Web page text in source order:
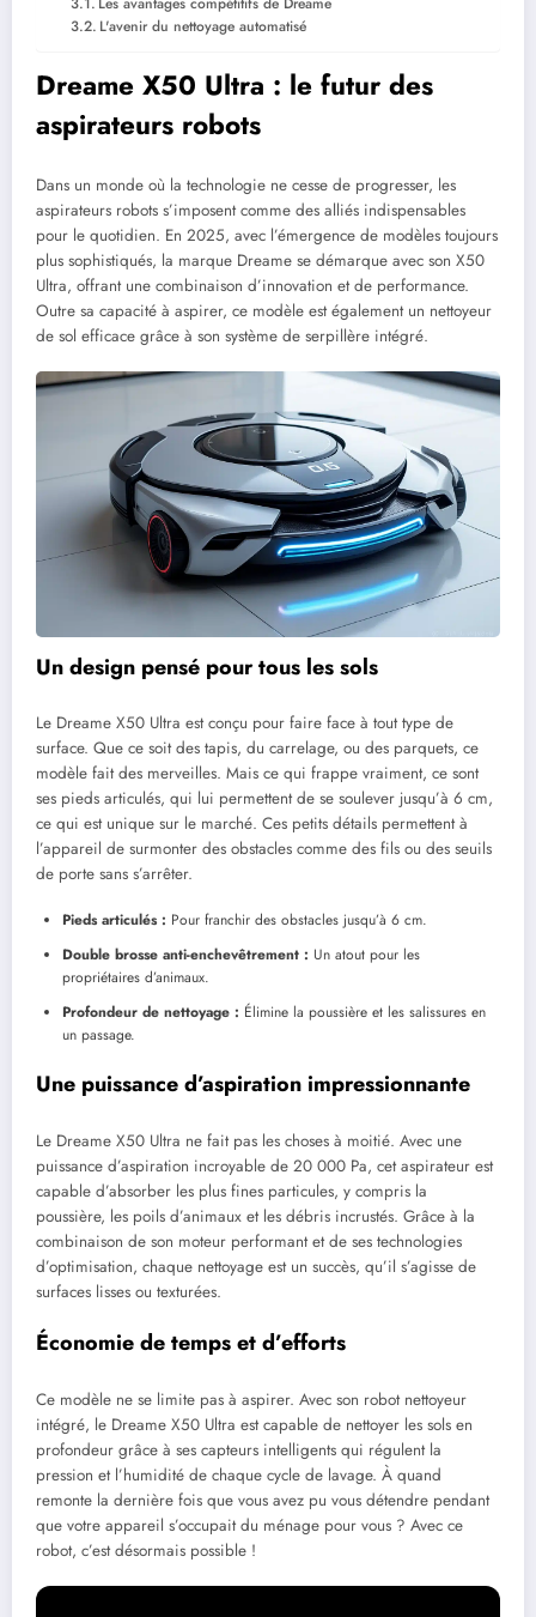
L'avenir du nettoyage automatisé
Dreame X50 Ultra : le futur des
aspirateurs robots
Dans un monde où la technologie ne cesse de progresser, les
aspirateurs robots s’imposent comme des alliés indispensables
pour le quotidien. En 2025, avec l’émergence de modèles toujours
plus sophistiqués, la marque Dreame se démarque avec son X50
Ultra, offrant une combinaison d’innovation et de performance.
Outre sa capacité à aspirer, ce modèle est également un nettoyeur
de sol efficace grâce à son système de serpillère intégré.
Un design pensé pour tous les sols
Le Dreame X50 Ultra est conçu pour faire face à tout type de
surface. Que ce soit des tapis, du carrelage, ou des parquets, ce
modèle fait des merveilles. Mais ce qui frappe vraiment, ce sont
ses pieds articulés, qui lui permettent de se soulever jusqu’à 6 cm,
ce qui est unique sur le marché. Ces petits détails permettent à
l’appareil de surmonter des obstacles comme des fils ou des seuils
de porte sans s’arrêter.
Pieds articulés : Pour franchir des obstacles jusqu’à 6 cm.
Double brosse anti-enchevêtrement : Un atout pour les
propriétaires d’animaux.
Profondeur de nettoyage : Élimine la poussière et les salissures en
un passage.
Une puissance d’aspiration impressionnante
Le Dreame X50 Ultra ne fait pas les choses à moitié. Avec une
puissance d’aspiration incroyable de 20 000 Pa, cet aspirateur est
capable d’absorber les plus fines particules, y compris la
poussière, les poils d’animaux et les débris incrustés. Grâce à la
combinaison de son moteur performant et de ses technologies
d’optimisation, chaque nettoyage est un succès, qu’il s’agisse de
surfaces lisses ou texturées.
Économie de temps et d’efforts
Ce modèle ne se limite pas à aspirer. Avec son robot nettoyeur
intégré, le Dreame X50 Ultra est capable de nettoyer les sols en
profondeur grâce à ses capteurs intelligents qui régulent la
pression et l’humidité de chaque cycle de lavage. À quand
remonte la dernière fois que vous avez pu vous détendre pendant
que votre appareil s’occupait du ménage pour vous ? Avec ce
robot, c’est désormais possible !